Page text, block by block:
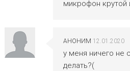
микрофон крутой
АНОНИМ 12.01.2020
у меня ничего не
делать?(